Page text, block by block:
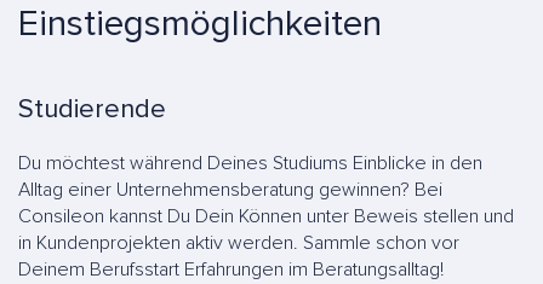
Einstiegsmöglichkeiten
Studierende
Du möchtest während Deines Studiums Einblicke in den
Alltag einer Unternehmensberatung gewinnen? Bei
Consileon kannst Du Dein Können unter Beweis stellen und
in Kundenprojekten aktiv werden. Sammle schon vor
Deinem Berufsstart Erfahrungen im Beratungsalltag!